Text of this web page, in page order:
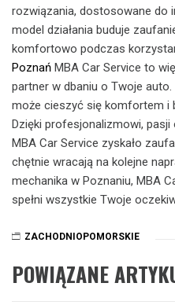
rozwiązania, dostosowane do
model działania buduje
komfortowo podczas
Poznań MBA Car Service to
partner w dbaniu o Twoje
może cieszyć się komfortem i
Dzięki profesjonalizmowi, pasji
MBA Car Service zyskało
chętnie wracają na kolejne
mechanika w Poznaniu, MBA
spełni wszystkie Twoje
ZACHODNIOPOMORSKIE
POWIĄZANE